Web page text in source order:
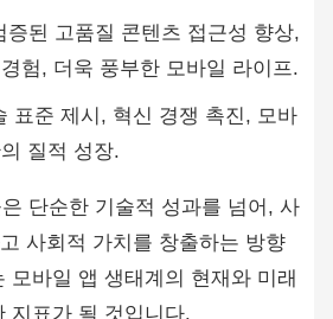
증된 고품질 콘텐츠 접근성 향상,
험, 더욱 풍부한 모바일 라이프.
표준 제시, 혁신 경쟁 촉진, 모바
질적 성장.
단순한 기술적 성과를 넘어, 사
사회적 가치를 창출하는 방향
모바일 앱 생태계의 현재와 미래
지표가 될 것입니다.